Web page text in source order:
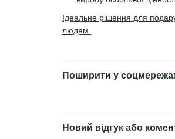
Ідеальне рішення для
людям.
Поширити у
Новий відгук або